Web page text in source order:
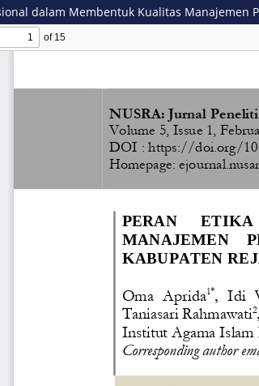
dalam Membentuk Kualitas Manajemen